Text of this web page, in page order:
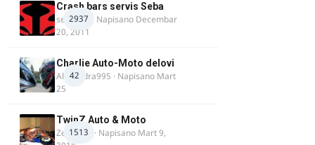
2937
Crash bars servis Seba
seba011 · Napisano Decembar
20, 2011
42
Charlie Auto-Moto delovi
Alexandra995 · Napisano Mart
25
1513
TwinZ Auto & Moto
Zeljkamp · Napisano Mart 9,